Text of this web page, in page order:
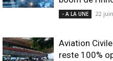
- A LA UNE 22
Aviation
reste 100%